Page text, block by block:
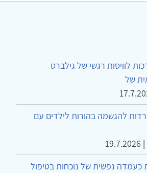
לוויסות רגשי של גילברט
של
להגשמה בהורות לילדים עם
|
19.7.2026
כעמדה נפשית של נוכחות בטיפול